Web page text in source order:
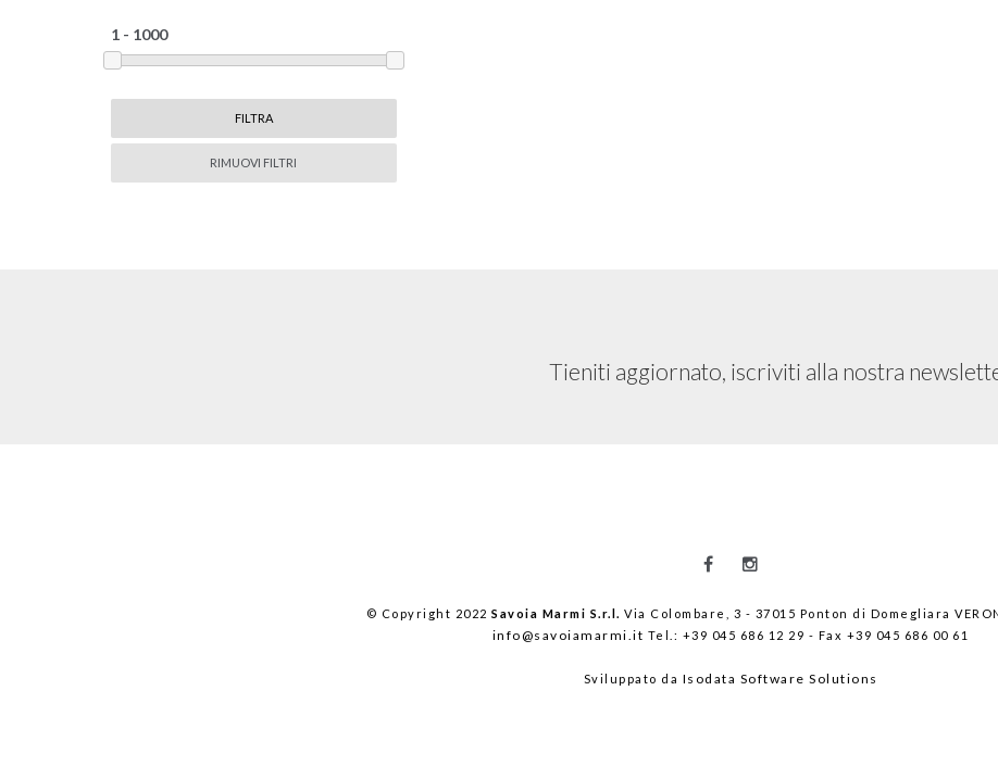
RIMUOVI FILTRI
Tieniti aggiornato, iscriviti alla nostra
© Copyright 2022Savoia Marmi S.r.l. Via Colombare, 3 - 37015 Ponton di Domegliara
info@savoiamarmi.it Tel.: +39 045 686 12 29 - Fax +39 045 686 00 61
Sviluppato da Isodata Software Solutions